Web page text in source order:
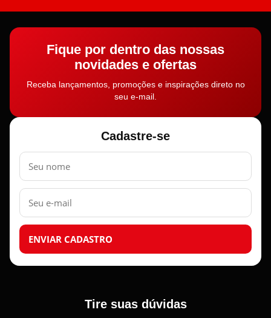
Fique por dentro das nossas
novidades e ofertas
Receba lançamentos, promoções e inspirações direto no
seu e-mail.
Cadastre-se
Nome
E-
mail
ENVIAR CADASTRO
Tire suas dúvidas